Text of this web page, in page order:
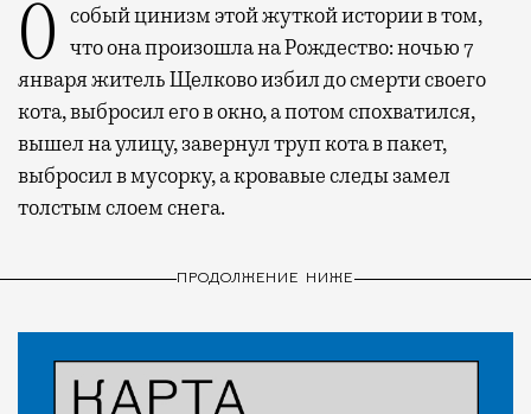
Особый цинизм этой жуткой истории в том, что она произошла на Рождество: ночью 7
января житель Щелково избил до смерти своего
кота, выбросил его в окно, а потом спохватился,
вышел на улицу, завернул труп кота в пакет,
выбросил в мусорку, а кровавые следы замел
толстым слоем снега.
ПРОДОЛЖЕНИЕ НИЖЕ